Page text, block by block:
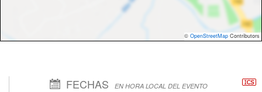
© OpenStreetMap Contributors
FECHAS EN HORA LOCAL DEL EVENTO